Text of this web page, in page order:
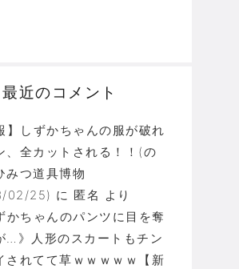
最近のコメント
】しずかちゃんの服が破れ
、全カットされる！！(の
みつ道具博物
02/25) に 匿名 より
かちゃんのパンツに目を奪
…》人形のスカートもチン
されてて草ｗｗｗｗｗ【新